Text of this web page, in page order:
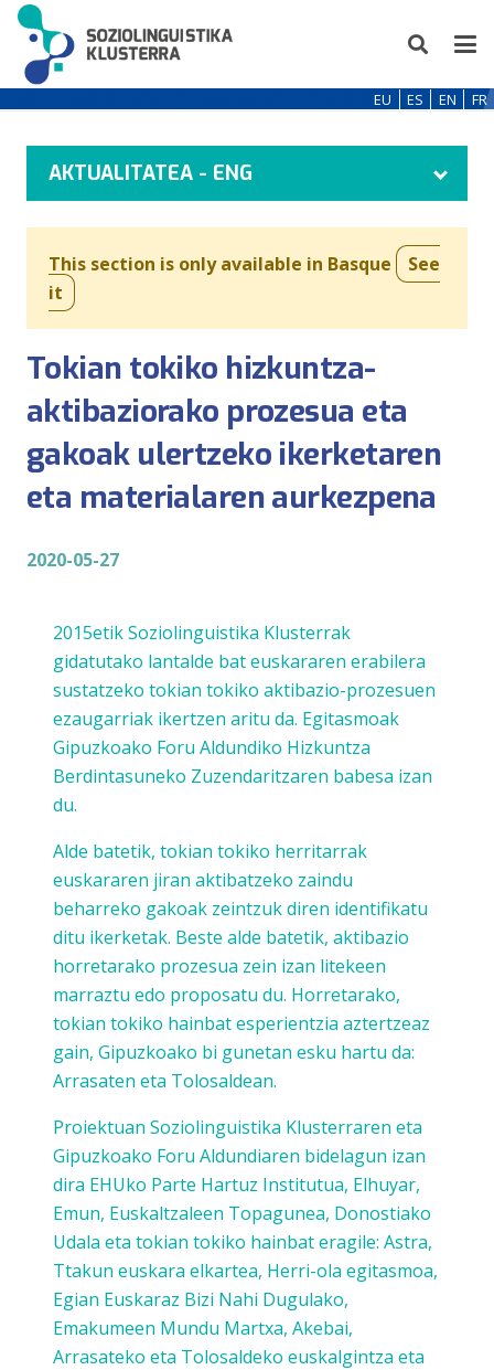
EU ES EN FR
AKTUALITATEA - ENG
This section is only available in Basque
See
it
Tokian tokiko hizkuntza-
aktibaziorako prozesua eta
gakoak ulertzeko ikerketaren
eta materialaren aurkezpena
2020-05-27
2015etik Soziolinguistika Klusterrak
gidatutako lantalde bateuskararen erabilera
sustatzeko tokian tokiko aktibazio-prozesuen
ezaugarriak ikertzen aritu da. Egitasmoak
Gipuzkoako Foru Aldundiko Hizkuntza
Berdintasuneko Zuzendaritzaren babesa izan
du.
Alde batetik, tokian tokiko herritarrak
euskararen jiran aktibatzeko zaindu
beharreko gakoak zeintzuk diren identifikatu
ditu ikerketak. Beste alde batetik, aktibazio
horretarako prozesua zein izan litekeen
marraztu edo proposatu du. Horretarako,
tokian tokiko hainbat esperientzia aztertzeaz
gain, Gipuzkoako bi gunetan esku hartu da:
Arrasaten eta Tolosaldean.
Proiektuan Soziolinguistika Klusterraren eta
Gipuzkoako Foru Aldundiaren bidelagun izan
dira EHUko Parte Hartuz Institutua, Elhuyar,
Emun, Euskaltzaleen Topagunea, Donostiako
Udala eta tokian tokiko hainbat eragile: Astra,
Ttakun euskara elkartea, Herri-ola egitasmoa,
Egian Euskaraz Bizi Nahi Dugulako,
Emakumeen Mundu Martxa, Akebai,
Arrasateko eta Tolosaldeko euskalgintza eta